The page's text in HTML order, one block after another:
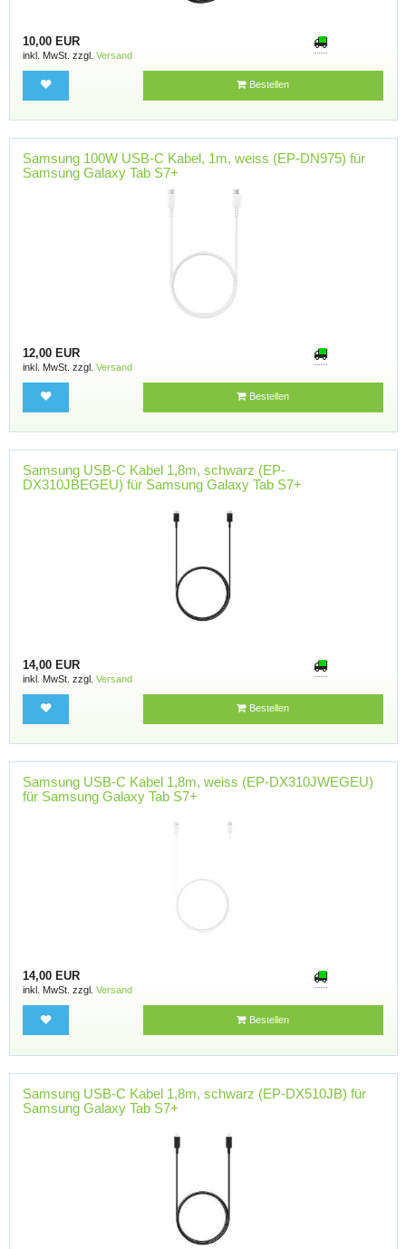
10,00 EUR
inkl. MwSt. zzgl. Versand
Bestellen
Samsung 100W USB-C Kabel, 1m, weiss (EP-DN975) für
Samsung Galaxy Tab S7+
12,00 EUR
inkl. MwSt. zzgl. Versand
Bestellen
Samsung USB-C Kabel 1,8m, schwarz (EP-
DX310JBEGEU) für Samsung Galaxy Tab S7+
14,00 EUR
inkl. MwSt. zzgl. Versand
Bestellen
Samsung USB-C Kabel 1,8m, weiss (EP-DX310JWEGEU)
für Samsung Galaxy Tab S7+
14,00 EUR
inkl. MwSt. zzgl. Versand
Bestellen
Samsung USB-C Kabel 1,8m, schwarz (EP-DX510JB) für
Samsung Galaxy Tab S7+